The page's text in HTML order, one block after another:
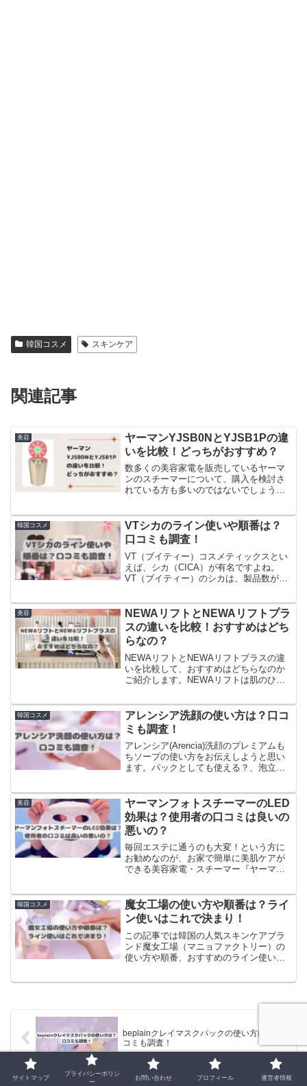
韓国コスメ スキンケア
関連記事
美容
ヤーマンYJSB0NとYJSB1Pの違
いを比較！どっちがおすすめ？
数多くの美容家電を販売しているヤーマ
ンのスチーマーについて、購入を検討さ
れている方も多いのではないでしょう
YJSB0N」と「フォトスチーマー
YJSB1P」にはどのような違いがあるの
か？自分にはどちらが向くのか？を調査
しました！見た目はよく似ているけど、
値段は少し違うので、ヤーマンのスチー
マーを検討中の方はこの2種の違いについ
YJSB1P」の大きな違いは4つでした。更
にどちらがどんな人におすすめかについ
て調べましたので、詳しくは本文にてご
紹介していきます！
韓国コスメ
VTシカのライン使いや順番は？
口コミも調査！
VT（ブイティー）コスメティックスとい
えば、シカ（CICA）が有名ですよね。
VT（ブイティー）のシカは、製品数がか
ういう順序で使ったらいいかがわかなら
い！」とお悩みの方も多いのではないで
しょうか。そこで本記事では、VT（ブイ
ティー）シカのライン使いや順番、さら
には口コミについても調査していきまし
た！
美容
NEWAリフトとNEWAリフトプラ
スの違いを比較！おすすめはどち
らなの？
NEWAリフトとNEWAリフトプラスの違
いを比較して、おすすめはどちらなのか
ご紹介します。NEWAリフトは肌のひき
す。そんな人気のNEWAリフトに新しく
NEWAリフトプラスが登場しました。新
モデルと旧モデル、二つの違いはどこに
あるのか気になりますよねそこで今回は
NEWAリフトとNEWAリフトプラスの違
いを比較してご紹介し、おすすめなのは
ている方は是非読んでみてくださいね。
韓国コスメ
アレンシア洗顔の使い方は？口コ
ミも調査！
アレンシア(Arencia)洗顔のプレミアムも
ちソープの使い方をお伝えしようと思い
ます。パックとしても使える？、泡立て
泡立てて毎日の洗顔としても、そのまま
洗い流し用のパックとしても使うことが
できます。そこで本記事では、アレンシ
ア洗顔のもちソープについて、詳しい使
い方や口コミを調査していきました。ぜ
ひ本文もご覧ください。
美容
ヤーマンフォトスチーマーのLED
効果は？使用者の口コミは良いの
悪いの？
毎回エステに通うのも大変！という方に
お勧めなのが、お家で簡単に美肌ケアが
できる美容家電・スチーマー『ヤーマン
スチームだけでなくLEDが搭載されてお
り、”エステサロン並みのフェイシャルケ
アがお家で出来る”と注目されています
♪LEDって何に効果的で、どんなものなん
だろう？そもそも肌に良いの？悪いの？
値段も安くないし、簡単に手が出せな
に使った方の良い口コミ、悪い口コミを
韓国コスメ
魔女工場の使い方や順番は？ライ
ン使いはこれで決まり！
この記事では韓国の人気スキンケアブラ
ンド魔女工場（マニョファクトリー）の
使い方や順番、おすすめのライン使いに
ともあるので、そこもしっかりとご説明
様に詳しくお伝えできるともいます♪魔女
工場の使い方や順番、ライン使いについ
て早速ご紹介致しますね。
beplainクレイマスクパックの使い方は？口
コミも調査！
サイトマップ
プライバシーポリシ
ー
お問い合わせ プロフィール 運営者情報